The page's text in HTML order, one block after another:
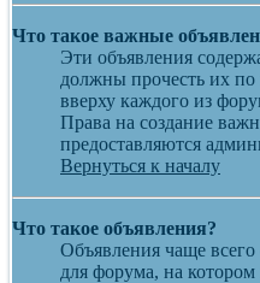
Что такое важные
Эти объявления
должны прочесть их
вверху каждого из
Права на создание
предоставляются
Вернуться к началу
Что такое объявления?
Объявления чаще
для форума, на